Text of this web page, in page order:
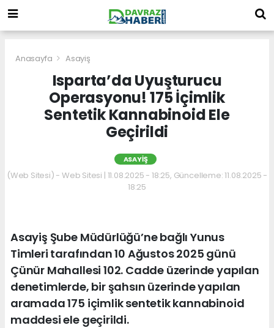
Anasayfa Asayiş
Isparta’da Uyuşturucu
Operasyonu! 175 İçimlik
Sentetik Kannabinoid Ele
Geçirildi
ASAYIŞ
(Web Sitesi) - Web Sitesi | 11.08.2025 - 18:25, Güncelleme: 11.08.2025 -
18:25
Asayiş Şube Müdürlüğü’ne bağlı Yunus
Timleri tarafından 10 Ağustos 2025 günü
Çünür Mahallesi 102. Cadde üzerinde yapılan
denetimlerde, bir şahsın üzerinde yapılan
aramada 175 içimlik sentetik kannabinoid
maddesi ele geçirildi.